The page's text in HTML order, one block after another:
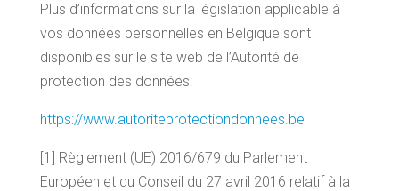
Plus d’informations sur la législation applicable à
vos données personnelles en Belgique sont
disponibles sur le site web de l’Autorité de
protection des données:
https://www.autoriteprotectiondonnees.be
[1] Règlement (UE) 2016/679 du Parlement
Européen et du Conseil du 27 avril 2016 relatif à la